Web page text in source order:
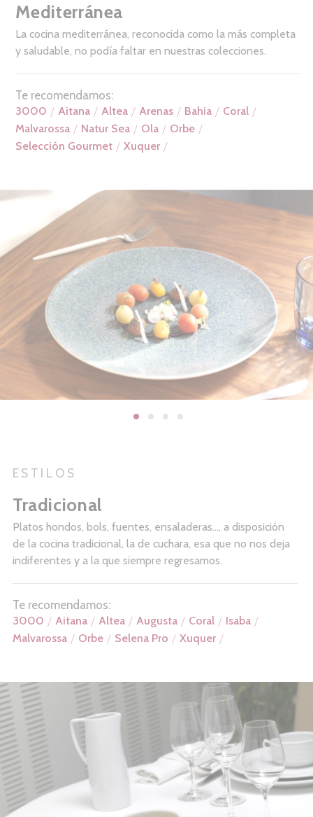
Mediterránea
La cocina mediterránea, reconocida como la más completa
y saludable, no podía faltar en nuestras colecciones.
Te recomendamos:
3000 Aitana Altea Arenas Bahia
Coral
Malvarossa
Natur Sea Ola
Orbe
Selección Gourmet
Xuquer
ESTILOS
Tradicional
Platos hondos, bols, fuentes, ensaladeras…, a disposición
de la cocina tradicional, la de cuchara, esa que no nos deja
indiferentes y a la que siempre regresamos.
Te recomendamos:
3000 Aitana Altea Augusta Coral
Isaba
Malvarossa
Orbe Selena Pro Xuquer